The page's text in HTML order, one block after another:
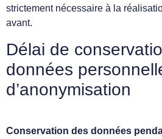
strictement nécessaire à la
avant.
Délai de
données
d’anonymisation
Conservation des données